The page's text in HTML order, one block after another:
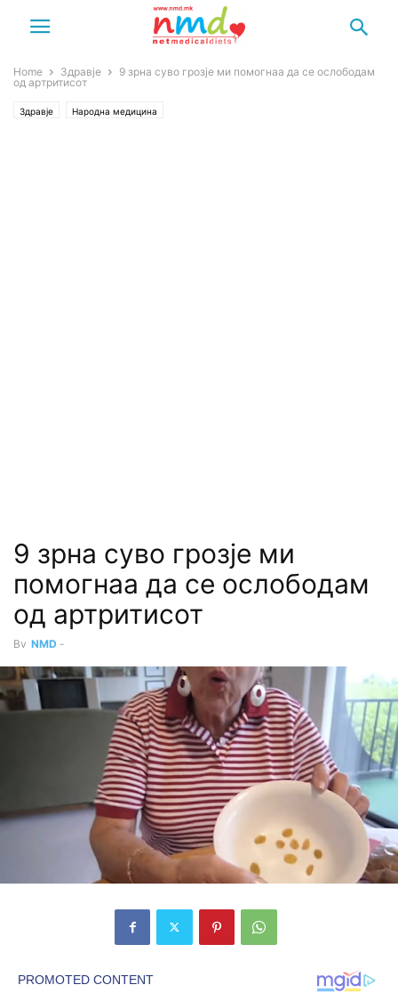
Home Здравје
9 зрна суво грозје ми помогнаа да се ослободам
од артритисот
Здравје Народна медицина
9 зрна суво грозје ми
помогнаа да се ослободам
од артритисот
By NMD -